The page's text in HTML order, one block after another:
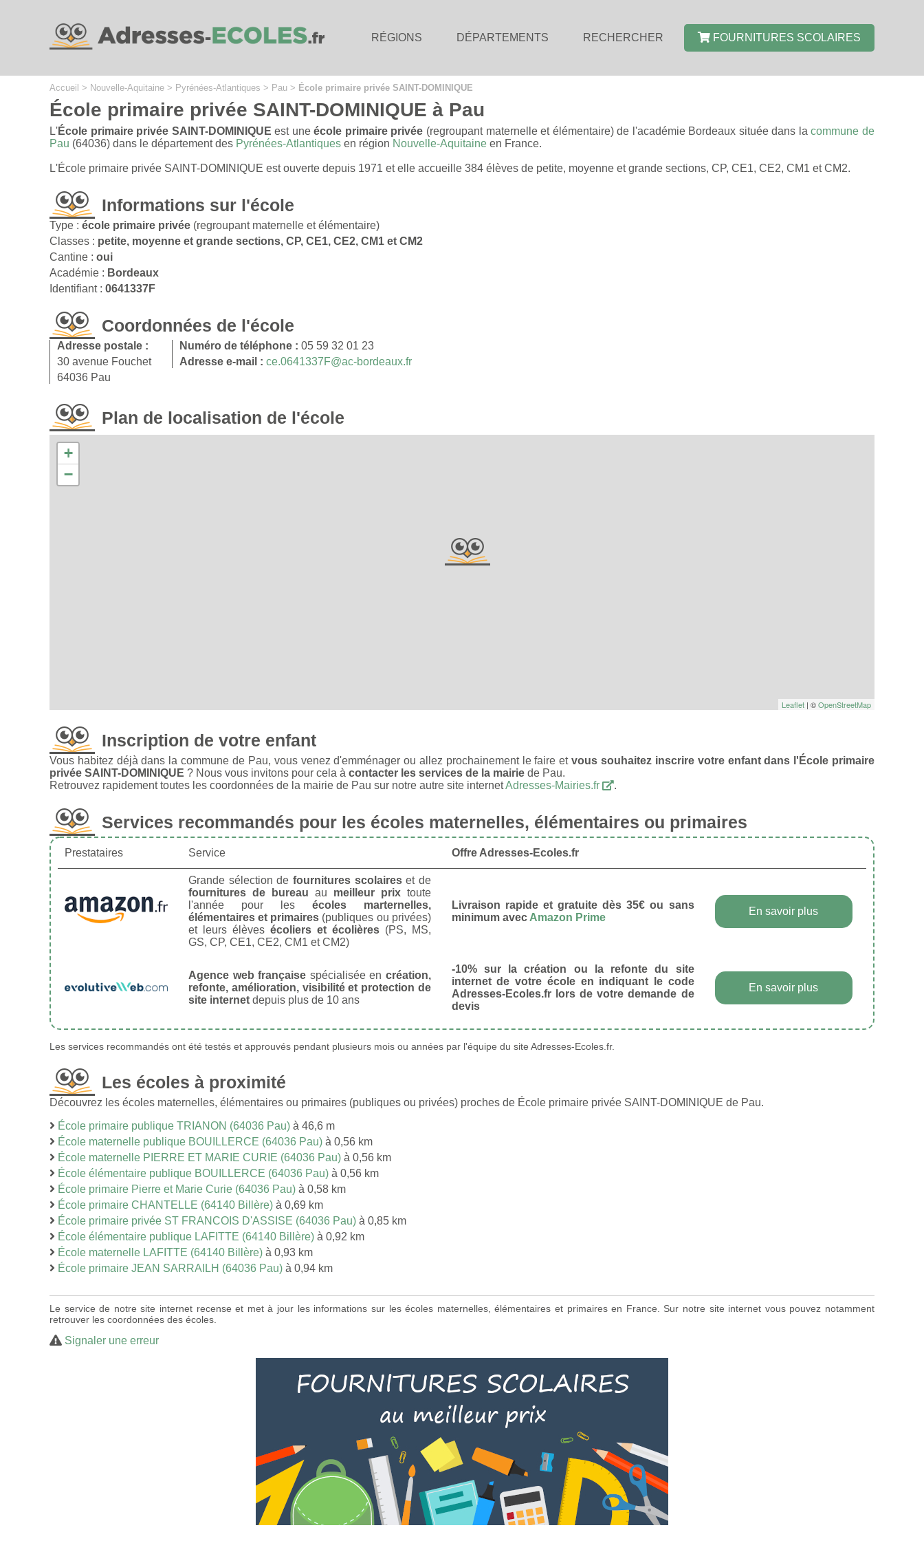
RÉGIONS DÉPARTEMENTS RECHERCHER FOURNITURES SCOLAIRES
Accueil > Nouvelle-Aquitaine > Pyrénées-Atlantiques > Pau > École primaire privée SAINT-DOMINIQUE
École primaire privée SAINT-DOMINIQUE à Pau
L'École primaire privée SAINT-DOMINIQUE est uneécole primaire privée (regroupant maternelle et élémentaire) de l'académie Bordeaux située dans lacommune de
Pau (64036) dans le département des Pyrénées-Atlantiques en région Nouvelle-Aquitaine en France.
L'École primaire privée SAINT-DOMINIQUE est ouverte depuis 1971 et elle accueille 384 élèves de petite, moyenne et grande sections, CP, CE1, CE2, CM1 et CM2.
Informations sur l'école
Type : école primaire privée (regroupant maternelle et élémentaire)
Classes : petite, moyenne et grande sections, CP, CE1, CE2, CM1 et CM2
Cantine : oui
Académie : Bordeaux
Identifiant : 0641337F
Coordonnées de l'école
Adresse postale :
30 avenue Fouchet
64036 Pau
Numéro de téléphone : 05 59 32 01 23
Adresse e-mail : ce.0641337F@ac-bordeaux.fr
Plan de localisation de l'école
+
−
Leaflet | ©OpenStreetMap
Inscription de votre enfant
Vous habitez déjà dans la commune de Pau, vous venez d'emménager ou allez prochainement le faire etvous souhaitez inscrire votre enfant dans l'École primaire
privée SAINT-DOMINIQUE ? Nous vous invitons pour cela à contacter les services de la mairie de Pau.
Retrouvez rapidement toutes les coordonnées de la mairie de Pau sur notre autre site internetAdresses-Mairies.fr .
Services recommandés pour les écoles maternelles, élémentaires ou primaires
Prestataires Service Offre Adresses-Ecoles.fr
Grande sélection de fournitures scolaireset de
fournitures de bureau au meilleur prixtoute
l'année pour les écoles marternelles,
élémentaires et primaires (publiques ou privées)
et leurs élèves écoliers et écolières(PS, MS,
GS, CP, CE1, CE2, CM1 et CM2)
Livraison rapide et gratuite dès 35€ ou sans
minimum avec Amazon Prime
En savoir plus
Agence web française spécialisée en création,
refonte, amélioration, visibilité et protection de
site internet depuis plus de 10 ans
-10% sur la création ou la refonte du site
internet de votre école en indiquant le code
Adresses-Ecoles.fr lors de votre demande de
devis
En savoir plus
Les services recommandés ont été testés et approuvés pendant plusieurs mois ou années par l'équipe du site Adresses-Ecoles.fr.
Les écoles à proximité
Découvrez les écoles maternelles, élémentaires ou primaires (publiques ou privées) proches de École primaire privée SAINT-DOMINIQUE de Pau.
École primaire publique TRIANON (64036 Pau) à 46,6 m
École maternelle publique BOUILLERCE (64036 Pau) à 0,56 km
École maternelle PIERRE ET MARIE CURIE (64036 Pau) à 0,56 km
École élémentaire publique BOUILLERCE (64036 Pau) à 0,56 km
École primaire Pierre et Marie Curie (64036 Pau) à 0,58 km
École primaire CHANTELLE (64140 Billère) à 0,69 km
École primaire privée ST FRANCOIS D'ASSISE (64036 Pau) à 0,85 km
École élémentaire publique LAFITTE (64140 Billère) à 0,92 km
École maternelle LAFITTE (64140 Billère) à 0,93 km
École primaire JEAN SARRAILH (64036 Pau) à 0,94 km
Le service de notre site internet recense et met à jour les informations sur les écoles maternelles, élémentaires et primaires en France. Sur notre site internet vous pouvez notamment
retrouver les coordonnées des écoles.
Signaler une erreur